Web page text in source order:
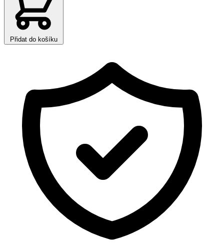
Přidat do košíku